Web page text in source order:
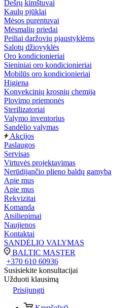
Dešrų kimštuvai
Kaulų pjūklai
Mėsos purentuvai
Mėsmalių priedai
Peiliai daržovių pjaustyklėms
Salotų džiovyklės
Oro kondicionieriai
Sieniniai oro kondicionieriai
Mobilūs oro kondicionieriai
Higiena
Konvekcinių krosnių chemija
Plovimo priemonės
Sterilizatoriai
Valymo inventorius
Sandėlio valymas
Akcijos
Paslaugos
Servisas
Virtuvės projektavimas
Nerūdijančio plieno baldų gamyba
Apie mus
Apie mus
Rekvizitai
Komanda
Atsiliepimai
Naujienos
Kontaktai
SANDĖLIO VALYMAS
BALTIC MASTER
+370 610 60936
Susisiekite konsultacijai
Užduoti klausimą
Prisijungti